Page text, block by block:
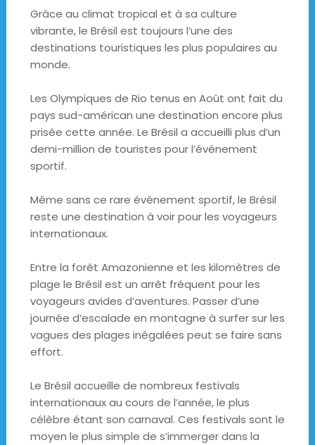
Grâce au climat tropical et à sa culture
vibrante, le Brésil est toujours l’une des
destinations touristiques les plus populaires au
monde.
Les Olympiques de Rio tenus en Août ont fait du
pays sud-américan une destination encore plus
prisée cette année. Le Brésil a accueilli plus d’un
demi-million de touristes pour l’événement
sportif.
Même sans ce rare événement sportif, le Brésil
reste une destination à voir pour les voyageurs
internationaux.
Entre la forêt Amazonienne et les kilomètres de
plage le Brésil est un arrêt fréquent pour les
voyageurs avides d’aventures. Passer d’une
journée d’escalade en montagne à surfer sur les
vagues des plages inégalées peut se faire sans
effort.
Le Brésil accueille de nombreux festivals
internationaux au cours de l’année, le plus
célèbre étant son carnaval. Ces festivals sont le
moyen le plus simple de s’immerger dans la